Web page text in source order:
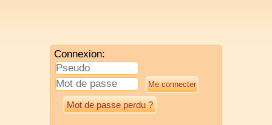
Connexion:
Mot de passe perdu ?